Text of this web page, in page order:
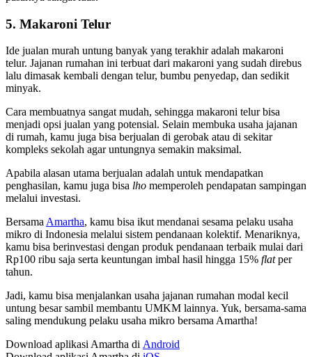
5. Makaroni Telur
Ide jualan murah untung banyak yang terakhir adalah makaroni
telur. Jajanan rumahan ini terbuat dari makaroni yang sudah direbus
lalu dimasak kembali dengan telur, bumbu penyedap, dan sedikit
minyak.
Cara membuatnya sangat mudah, sehingga makaroni telur bisa
menjadi opsi jualan yang potensial. Selain membuka usaha jajanan
di rumah, kamu juga bisa berjualan di gerobak atau di sekitar
kompleks sekolah agar untungnya semakin maksimal.
Apabila alasan utama berjualan adalah untuk mendapatkan
penghasilan, kamu juga bisa lho memperoleh pendapatan sampingan
melalui investasi.
BersamaAmartha, kamu bisa ikut mendanai sesama pelaku usaha
mikro di Indonesia melalui sistem pendanaan kolektif. Menariknya,
kamu bisa berinvestasi dengan produk pendanaan terbaik mulai dari
Rp100 ribu saja serta keuntungan imbal hasil hingga 15% flatper
tahun.
Jadi, kamu bisa menjalankan usaha jajanan rumahan modal kecil
untung besar sambil membantu UMKM lainnya. Yuk, bersama-sama
saling mendukung pelaku usaha mikro bersama Amartha!
Download aplikasi Amartha di Android